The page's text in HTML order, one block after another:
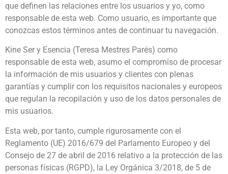
que definen las relaciones entre los usuarios y yo, como
responsable de esta web. Como usuario, es importante que
conozcas estos términos antes de continuar tu navegación.
Kine Ser y Esencia (Teresa Mestres Parés) como
responsable de esta web, asumo el compromiso de procesar
la información de mis usuarios y clientes con plenas
garantías y cumplir con los requisitos nacionales y europeos
que regulan la recopilación y uso de los datos personales de
mis usuarios.
Esta web, por tanto, cumple rigurosamente con el
Reglamento (UE) 2016/679 del Parlamento Europeo y del
Consejo de 27 de abril de 2016 relativo a la protección de las
personas físicas (RGPD), la Ley Orgánica 3/2018, de 5 de